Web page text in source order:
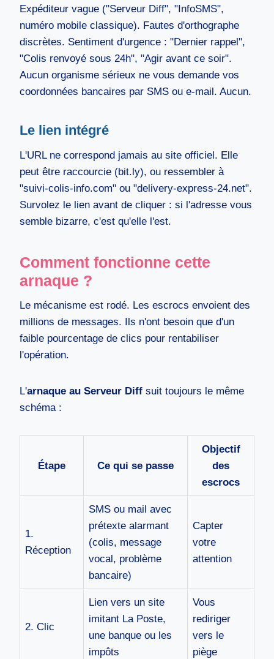
Expéditeur vague ("Serveur Diff", "InfoSMS",
numéro mobile classique). Fautes d'orthographe
discrètes. Sentiment d'urgence : "Dernier rappel",
"Colis renvoyé sous 24h", "Agir avant ce soir".
Aucun organisme sérieux ne vous demande vos
coordonnées bancaires par SMS ou e-mail. Aucun.
Le lien intégré
L'URL ne correspond jamais au site officiel. Elle
peut être raccourcie (bit.ly), ou ressembler à
"suivi-colis-info.com" ou "delivery-express-24.net".
Survolez le lien avant de cliquer : si l'adresse vous
semble bizarre, c'est qu'elle l'est.
Comment fonctionne cette
arnaque ?
Le mécanisme est rodé. Les escrocs envoient des
millions de messages. Ils n'ont besoin que d'un
faible pourcentage de clics pour rentabiliser
l'opération.
L'arnaque au Serveur Diff suit toujours le même
schéma :
Étape Ce qui se passe
Objectif
des
escrocs
1.
Réception
SMS ou mail avec
prétexte alarmant
(colis, message
vocal, problème
bancaire)
Capter
votre
attention
2. Clic
Lien vers un site
imitant La Poste,
une banque ou les
impôts
Vous
rediriger
vers le
piège